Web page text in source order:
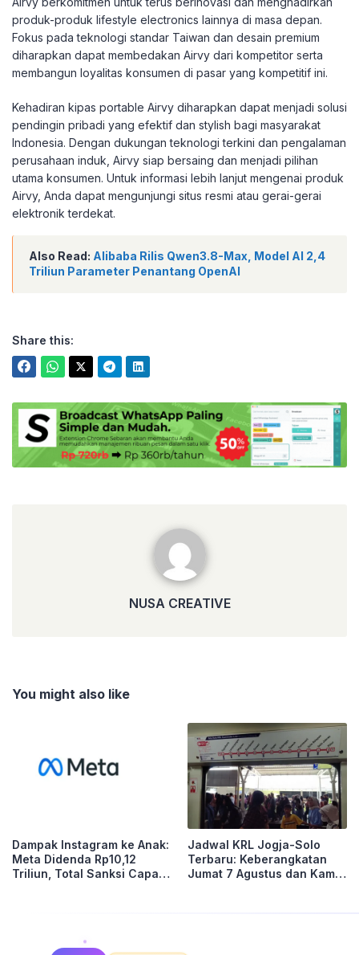
produk-produk lifestyle electronics lainnya di masa depan.
Fokus pada teknologi standar Taiwan dan desain premium
diharapkan dapat membedakan Airvy dari kompetitor serta
membangun loyalitas konsumen di pasar yang kompetitif ini.
Kehadiran kipas portable Airvy diharapkan dapat menjadi solusi
pendingin pribadi yang efektif dan stylish bagi masyarakat
Indonesia. Dengan dukungan teknologi terkini dan pengalaman
perusahaan induk, Airvy siap bersaing dan menjadi pilihan
utama konsumen. Untuk informasi lebih lanjut mengenai produk
Airvy, Anda dapat mengunjungi situs resmi atau gerai-gerai
elektronik terdekat.
Also Read: Alibaba Rilis Qwen3.8-Max, Model AI 2,4
Triliun Parameter Penantang OpenAI
Share this:
NUSA CREATIVE
You might also like
Dampak Instagram ke Anak:
Meta Didenda Rp10,12
Triliun, Total Sanksi Capai
Jadwal KRL Jogja-Solo
Terbaru: Keberangkatan
Jumat 7 Agustus dan Kamis